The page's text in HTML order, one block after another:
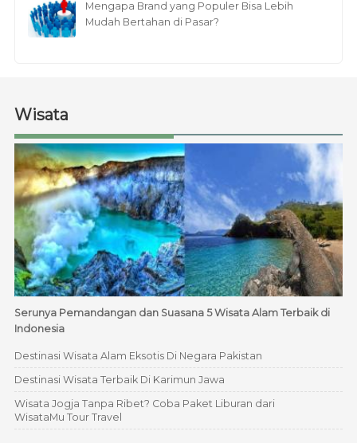
Mengapa Brand yang Populer Bisa Lebih
Mudah Bertahan di Pasar?
Wisata
Serunya Pemandangan dan Suasana 5 Wisata Alam Terbaik di
Indonesia
Destinasi Wisata Alam Eksotis Di Negara Pakistan
Destinasi Wisata Terbaik Di Karimun Jawa
Wisata Jogja Tanpa Ribet? Coba Paket Liburan dari
WisataMu Tour Travel